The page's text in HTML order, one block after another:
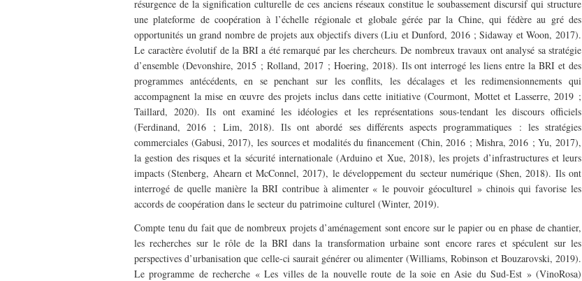
résurgence de la signification culturelle de ces anciens réseaux constitue le soubassement discursif qui structure
une plateforme de coopération à l’échelle régionale et globale gérée par la Chine, qui fédère au gré des
opportunités un grand nombre de projets aux objectifs divers (Liu et Dunford, 2016 ; Sidaway et Woon, 2017).
Le caractère évolutif de la BRI a été remarqué par les chercheurs. De nombreux travaux ont analysé sa stratégie
d’ensemble (Devonshire, 2015 ; Rolland, 2017 ; Hoering, 2018). Ils ont interrogé les liens entre la BRI et des
programmes antécédents, en se penchant sur les conflits, les décalages et les redimensionnements qui
accompagnent la mise en œuvre des projets inclus dans cette initiative (Courmont, Mottet et Lasserre, 2019 ;
Taillard, 2020). Ils ont examiné les idéologies et les représentations sous-tendant les discours officiels
(Ferdinand, 2016 ; Lim, 2018). Ils ont abordé ses différents aspects programmatiques : les stratégies
commerciales (Gabusi, 2017), les sources et modalités du financement (Chin, 2016 ; Mishra, 2016 ; Yu, 2017),
la gestion des risques et la sécurité internationale (Arduino et Xue, 2018), les projets d’infrastructures et leurs
impacts (Stenberg, Ahearn et McConnel, 2017), le développement du secteur numérique (Shen, 2018). Ils ont
interrogé de quelle manière la BRI contribue à alimenter « le pouvoir géoculturel » chinois qui favorise les
accords de coopération dans le secteur du patrimoine culturel (Winter, 2019).
Compte tenu du fait que de nombreux projets d’aménagement sont encore sur le papier ou en phase de chantier,
les recherches sur le rôle de la BRI dans la transformation urbaine sont encore rares et spéculent sur les
perspectives d’urbanisation que celle-ci saurait générer ou alimenter (Williams, Robinson et Bouzarovski, 2019).
Le programme de recherche « Les villes de la nouvelle route de la soie en Asie du Sud-Est » (VinoRosa)